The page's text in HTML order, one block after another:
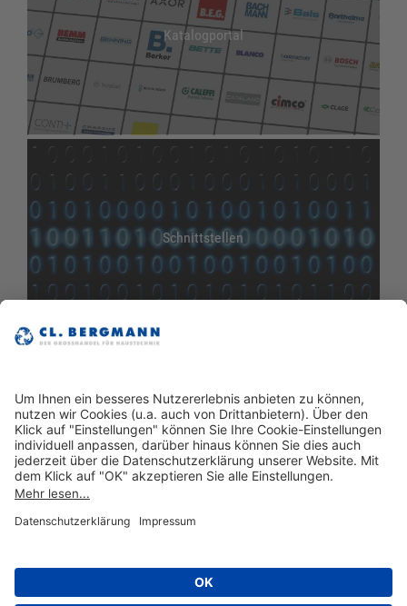
Katalogportal
Schnittstellen
ZANDERhandwerk